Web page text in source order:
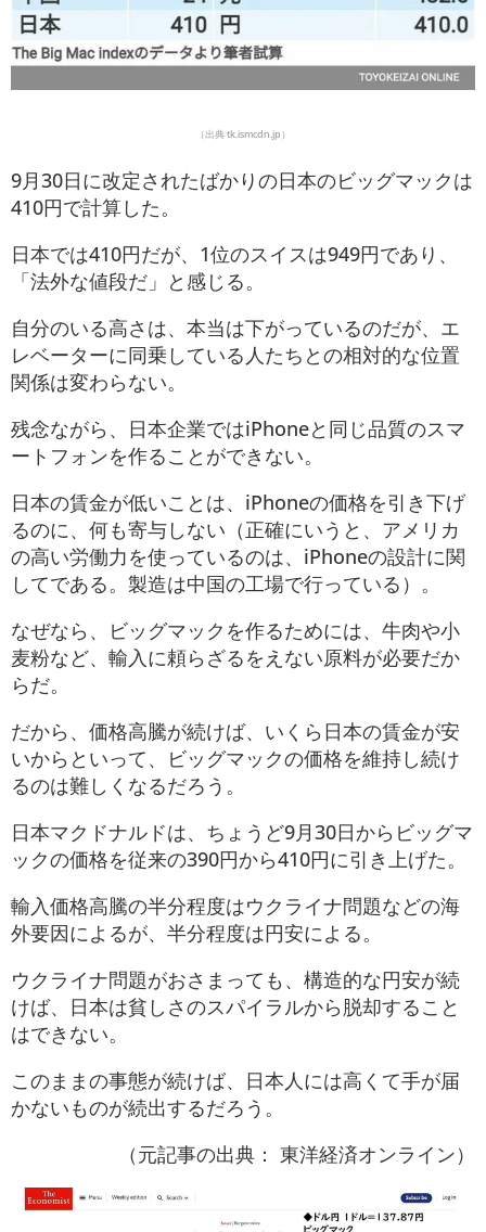
（出典 tk.ismcdn.jp）
9月30日に改定されたばかりの日本のビッグマックは
410円で計算した。
日本では410円だが、1位のスイスは949円であり、
「法外な値段だ」と感じる。
自分のいる高さは、本当は下がっているのだが、エ
レベーターに同乗している人たちとの相対的な位置
関係は変わらない。
残念ながら、日本企業ではiPhoneと同じ品質のスマ
ートフォンを作ることができない。
日本の賃金が低いことは、iPhoneの価格を引き下げ
るのに、何も寄与しない（正確にいうと、アメリカ
の高い労働力を使っているのは、iPhoneの設計に関
してである。製造は中国の工場で行っている）。
なぜなら、ビッグマックを作るためには、牛肉や小
麦粉など、輸入に頼らざるをえない原料が必要だか
らだ。
だから、価格高騰が続けば、いくら日本の賃金が安
いからといって、ビッグマックの価格を維持し続け
るのは難しくなるだろう。
日本マクドナルドは、ちょうど9月30日からビッグマ
ックの価格を従来の390円から410円に引き上げた。
輸入価格高騰の半分程度はウクライナ問題などの海
外要因によるが、半分程度は円安による。
ウクライナ問題がおさまっても、構造的な円安が続
けば、日本は貧しさのスパイラルから脱却すること
はできない。
このままの事態が続けば、日本人には高くて手が届
かないものが続出するだろう。
（元記事の出典： 東洋経済オンライン）